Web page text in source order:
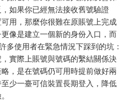
如果你已經無法接收舊號驗證
用，那麼你很難在原賬號上完成
像是建立一個新的身份入口，而
多使用者在緊急情況下踩到的坑：
實際上賬號與號碼的繫結關係決
，是在號碼仍可用時提前做好兩
少一臺可信裝置長期登入，降低